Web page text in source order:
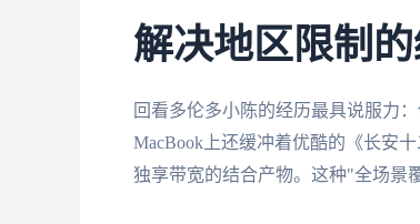
解决地区限制
回看多伦多小陈的经历最具说服力
MacBook上还缓冲着优酷的《长安
独享带宽的结合产物。这种"全场景